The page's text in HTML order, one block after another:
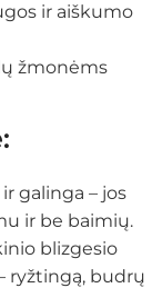
ir aiškumo
žmonėms
galinga – jos
ir be baimių.
blizgesio
ryžtingą, budrų